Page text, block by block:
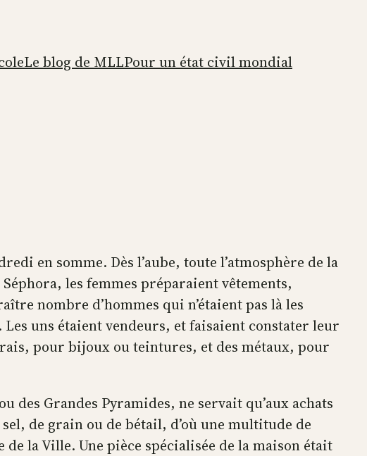
Le blog de MLLPour un état civil mondial
en somme. Dès l’aube, toute l’atmosphère de la
les femmes préparaient vêtements,
nombre d’hommes qui n’étaient pas là les
uns étaient vendeurs, et faisaient constater leur
pour bijoux ou teintures, et des métaux, pour
Grandes Pyramides, ne servait qu’aux achats
de grain ou de bétail, d’où une multitude de
la Ville. Une pièce spécialisée de la maison était